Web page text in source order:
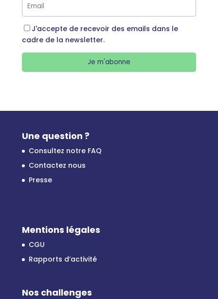
J'accepte de recevoir des emails dans le
cadre de la newsletter.
Je m'abonne
Une question ?
Consultez notre FAQ
Contactez nous
Presse
Mentions légales
CGU
Rapports d’activité
Nos challenges